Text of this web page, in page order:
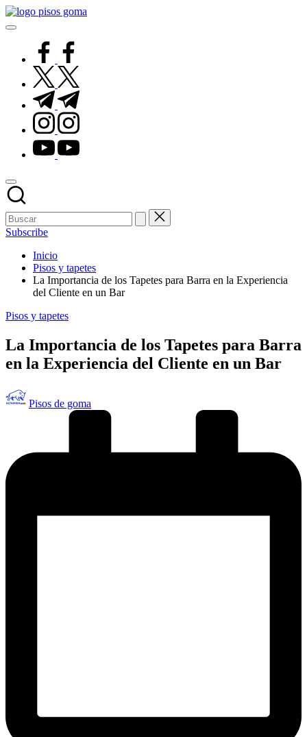
Saltar
al
facebook.com
twitter.com
t.me
instagram.com
youtube.com
Subscribe
Inicio
Pisos y tapetes
La Importancia de los Tapetes para Barra en la Experiencia
del Cliente en un Bar
Publicado
Pisos y tapetes
La Importancia de los Tapetes para Barra
en la Experiencia del Cliente en un Bar
Publicado
por
Pisos de goma